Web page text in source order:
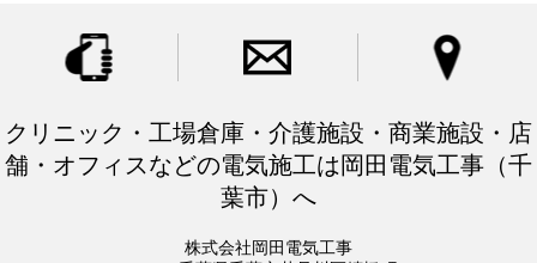
クリニック・工場倉庫・介護施設・商業施設・店
舗・オフィスなどの電気施工は岡田電気工事（千
葉市）へ
株式会社岡田電気工事